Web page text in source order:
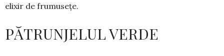
elixir de frumusețe.
PĂTRUNJELUL VERDE